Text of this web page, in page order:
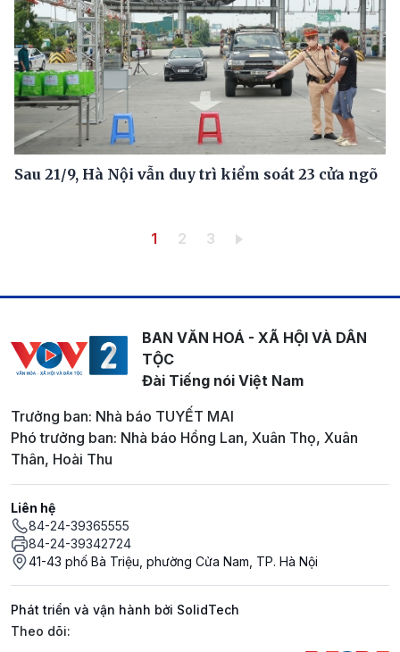
Sau 21/9, Hà Nội vẫn duy trì kiểm soát 23 cửa ngõ
Trang hiện thời
1 Trang
2 Trang
3
BAN VĂN HOÁ - XÃ HỘI VÀ DÂN
TỘC
Đài Tiếng nói Việt Nam
Trưởng ban: Nhà báo TUYẾT MAI
Phó trưởng ban: Nhà báo Hồng Lan, Xuân Thọ, Xuân
Thân, Hoài Thu
Liên hệ
84-24-39365555
84-24-39342724
41-43 phố Bà Triệu, phường Cửa Nam, TP. Hà Nội
Phát triển và vận hành bởi SolidTech
Mạng xã hội
Theo dõi: